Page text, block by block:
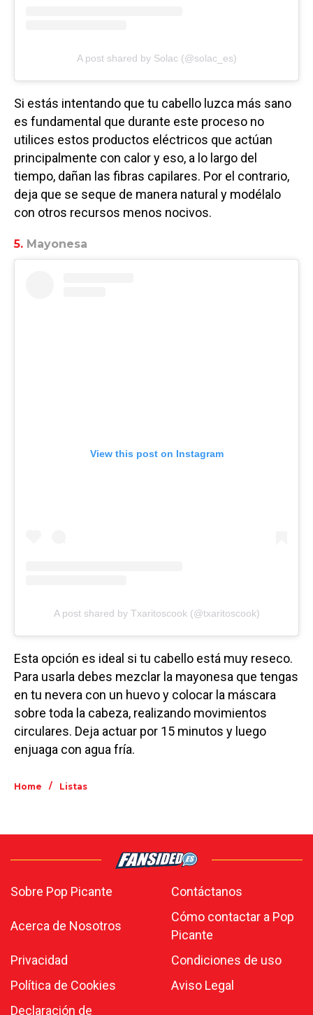
A post shared by Solac (@solac_es)
Si estás intentando que tu cabello luzca más sano
es fundamental que durante este proceso no
utilices estos productos eléctricos que actúan
principalmente con calor y eso, a lo largo del
tiempo, dañan las fibras capilares. Por el contrario,
deja que se seque de manera natural y modélalo
con otros recursos menos nocivos.
5. Mayonesa
View this post on Instagram
A post shared by Txaritoscook (@txaritoscook)
Esta opción es ideal si tu cabello está muy reseco.
Para usarla debes mezclar la mayonesa que tengas
en tu nevera con un huevo y colocar la máscara
sobre toda la cabeza, realizando movimientos
circulares. Deja actuar por 15 minutos y luego
enjuaga con agua fría.
Home / Listas
Sobre Pop Picante Contáctanos
Acerca de Nosotros
Cómo contactar a Pop
Picante
Privacidad
Condiciones de uso
Política de Cookies
Aviso Legal
Declaración de